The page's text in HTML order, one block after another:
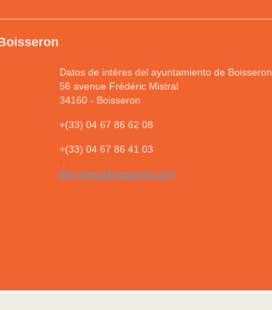
Datos de intéres del ayuntamiento de Boisseron
56 avenue Frédéric Mistral
34160- Boisseron
+(33) 04 67 86 62 08
+(33) 04 67 86 41 03
http://www.boisseron.com/